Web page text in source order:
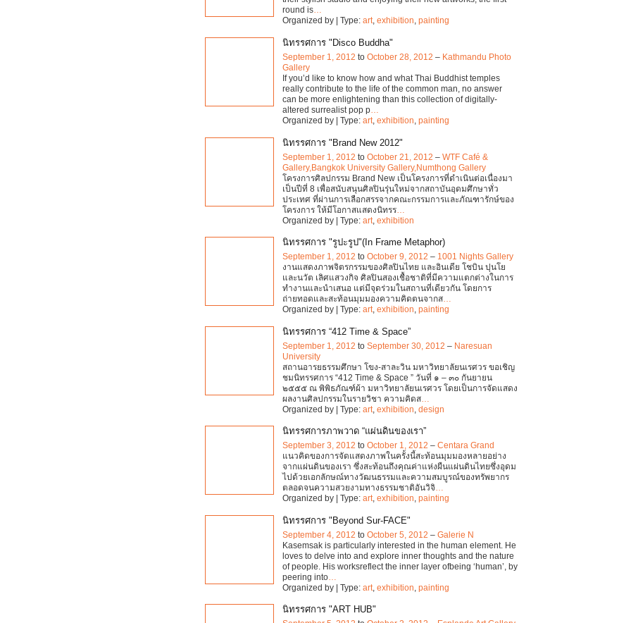
round is…
Organized by | Type: art, exhibition, painting
นิทรรศการ "Disco Buddha"
September 1, 2012 to October 28, 2012 – Kathmandu Photo
Gallery
If you’d like to know how and what Thai Buddhist temples
really contribute to the life of the common man, no answer
can be more enlightening than this collection of digitally-
altered surrealist pop p…
Organized by | Type: art, exhibition, painting
นิทรรศการ "Brand New 2012"
September 1, 2012 to October 21, 2012 – WTF Café &
Gallery,Bangkok University Gallery,Numthong Gallery
โครงการศิลปกรรม Brand New เป็นโครงการที่ดำเนินต่อเนื่องมา
เป็นปีที่ 8 เพื่อสนับสนุนศิลปินรุ่นใหม่จากสถาบันอุดมศึกษาทั่ว
ประเทศ ที่ผ่านการเลือกสรรจากคณะกรรมการและภัณฑารักษ์ของ
โครงการ ให้มีโอกาสแสดงนิทรร
Organized by | Type: art exhibition
นิทรรศการ "รูปะรูป"(In Frame Metaphor)
September 1, 2012 to October 9, 2012 – 1001 Nights Gallery
งานแสดงภาพจิตรกรรมของศิลปินไทย และอินเดีย โชบิน ปุนโย
และนวัต เลิศแสวงกิจ ศิลปินสองเชื้อชาติที่มีความแตกต่างในการ
ทำงานและนำเสนอ แต่มีจุดร่วมในสถานที่เดียวกัน โดยการ
ถ่ายทอดและสะท้อนมุมมองความคิดตนจากส…
Organized by | Type: art, exhibition, painting
นิทรรศการ “412 Time & Space”
September 1, 2012 to September 30, 2012 – Naresuan
University
สถานอารยธรรมศึกษา โขง-สาละวิน มหาวิทยาลัยนเรศวร ขอเชิญ
ชมนิทรรศการ “412 Time & Space ” วันที่ ๑ – ๓๐ กันยายน
๒๕๕๕ ณ พิพิธภัณฑ์ผ้า มหาวิทยาลัยนเรศวร โดยเป็นการจัดแสดง
ผลงานศิลปกรรมในรายวิชา ความคิดส
Organized by | Type: art exhibition design
นิทรรศการภาพวาด “แผ่นดินของเรา”
September 3, 2012 to October 1, 2012 – Centara Grand
แนวคิดของการจัดแสดงภาพในครั้งนี้สะท้อนมุมมองหลายอย่าง
จากแผ่นดินของเรา ซึ่งสะท้อนถึงคุณค่าแห่งผืนแผ่นดินไทยซึ่งอุดม
ไปด้วยเอกลักษณ์ทางวัฒนธรรมและความสมบูรณ์ของทรัพยากร
ตลอดจนความสวยงามทางธรรมชาติอันวิจิ…
Organized by | Type: art, exhibition, painting
นิทรรศการ "Beyond Sur-FACE"
September 4, 2012 to October 5, 2012 – Galerie N
Kasemsak is particularly interested in the human element. He
loves to delve into and explore inner thoughts and the nature
of people. His worksreflect the inner layer ofbeing ‘human’, by
peering into…
Organized by | Type: art, exhibition, painting
นิทรรศการ "ART HUB"